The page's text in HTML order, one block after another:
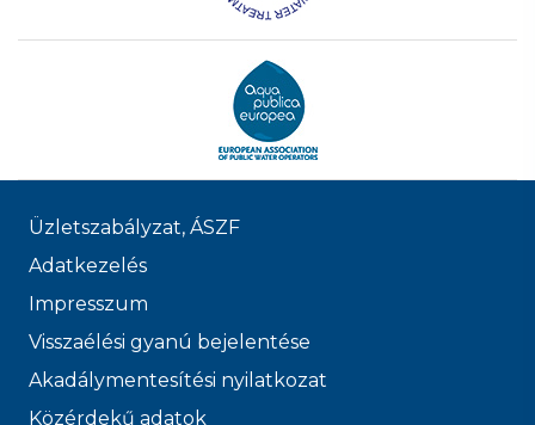
Üzletszabályzat, ÁSZF
Adatkezelés
Impresszum
Visszaélési gyanú bejelentése
Akadálymentesítési nyilatkozat
Közérdekű adatok